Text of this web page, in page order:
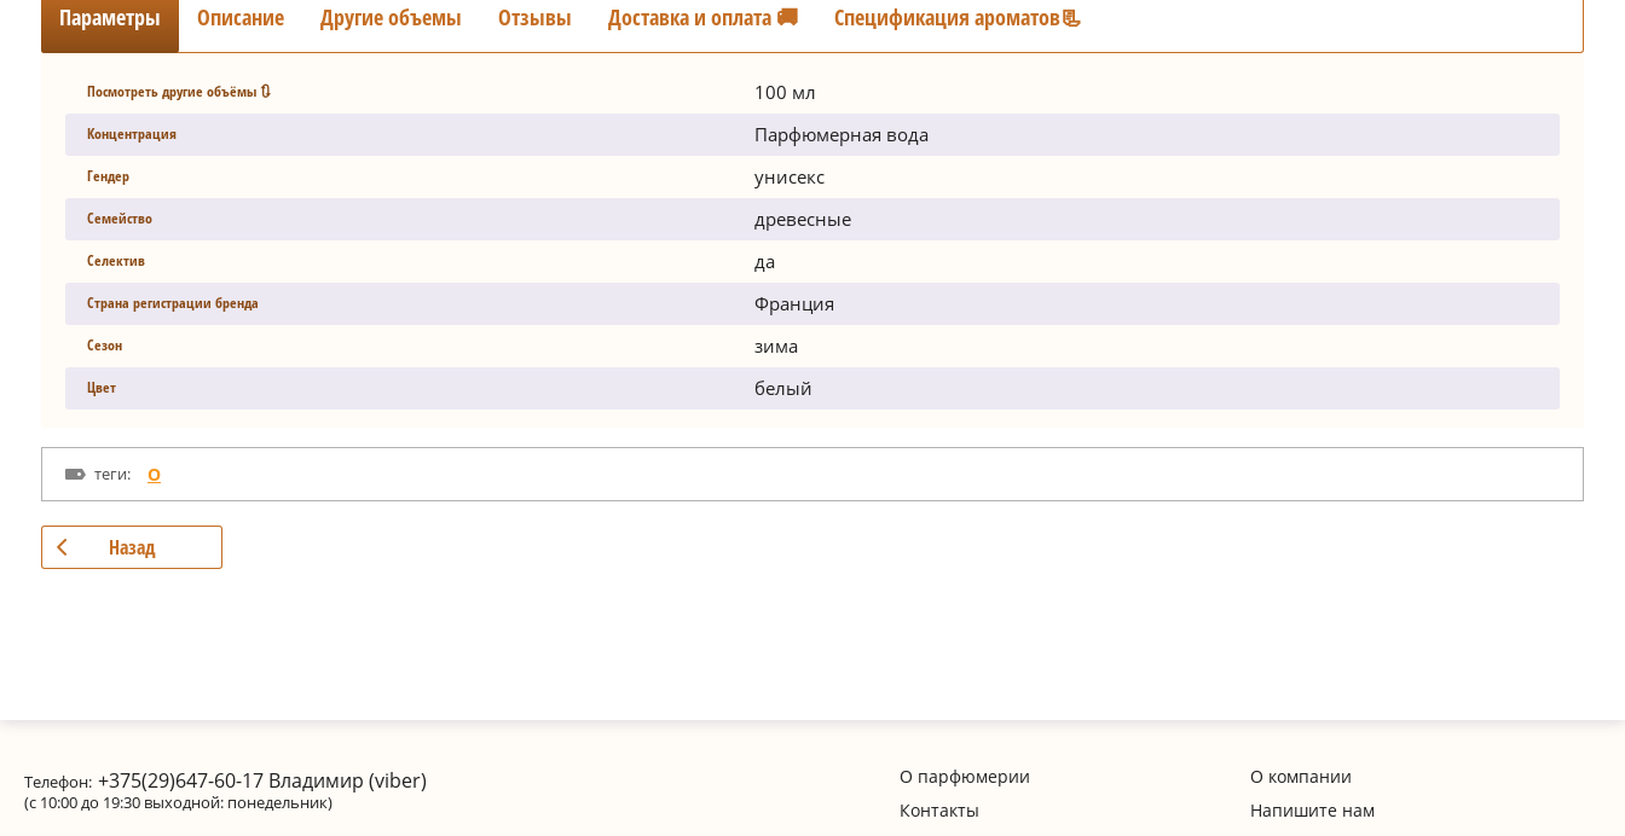
Параметры Описание Другие объемы Отзывы Доставка и оплата 🚚 Спецификация ароматов📃
Посмотреть другие объёмы 🔃 100 мл
Концентрация Парфюмерная вода
Гендер унисекс
Семейство древесные
Селектив да
Страна регистрации бренда Франция
Сезон зима
Цвет белый
теги: O
Назад
Телефон: +375(29)647-60-17 Владимир (viber)
(с 10:00 до 19:30 выходной: понедельник)
О парфюмерии
О компании
Контакты
Напишите нам